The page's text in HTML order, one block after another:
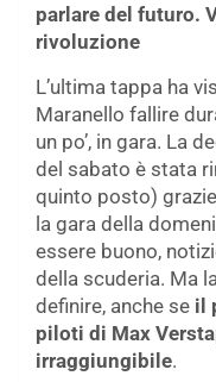
parlare del futuro.
rivoluzione
L’ultima tappa ha
Maranello fallire
un po’, in gara. La
del sabato è stata
quinto posto)
la gara della
essere buono,
della scuderia. Ma
definire, anche se il
piloti di Max
irraggiungibile.